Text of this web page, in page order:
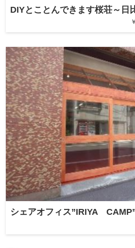
DIYとことんできます桜荘～日
シェアオフィス”IRIYA